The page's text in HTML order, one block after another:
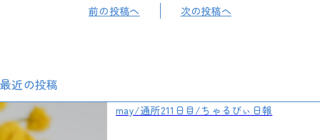
前の投稿へ 次の投稿へ
最近の投稿
may/通所211日目/ちゃるびぃ日報